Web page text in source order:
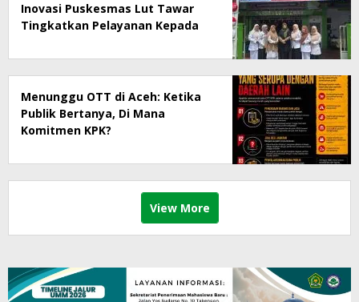
Inovasi Puskesmas Lut Tawar
Tingkatkan Pelayanan Kepada
Menunggu OTT di Aceh: Ketika
Publik Bertanya, Di Mana
Komitmen KPK?
View More